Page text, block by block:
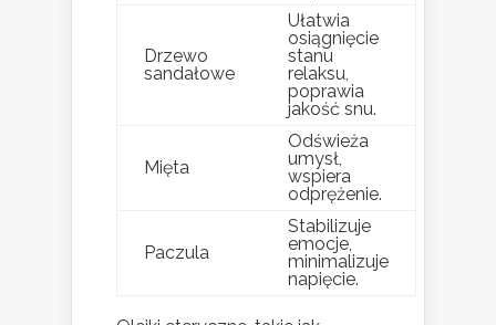
Drzewo
sandałowe
Ułatwia
osiągnięcie
stanu
relaksu,
poprawia
jakość snu.
Mięta
Odświeża
umysł,
wspiera
odprężenie.
Paczula
Stabilizuje
emocje,
minimalizuje
napięcie.